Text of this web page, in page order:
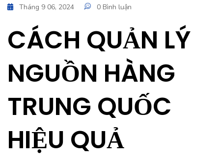
Tháng 9 06, 2024
0 Bình luận
CÁCH QUẢN LÝ
NGUỒN HÀNG
TRUNG QUỐC
HIỆU QUẢ